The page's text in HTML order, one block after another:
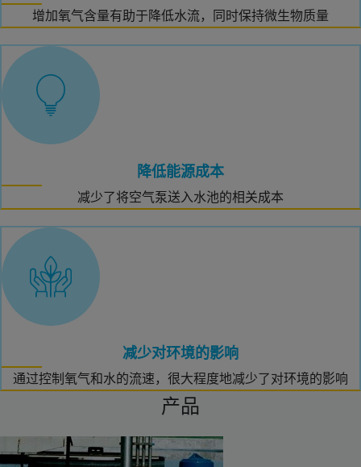
增加氧气含量有助于降低水流，同时保持微生物质量
降低能源成本
减少了将空气泵送入水池的相关成本
减少对环境的影响
通过控制氧气和水的流速，很大程度地减少了对环境的影响
产品